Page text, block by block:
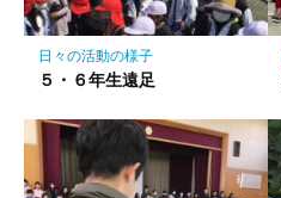
に
日々の活動の様子
５・６年生遠足